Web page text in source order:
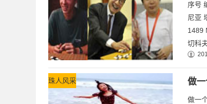
序号
尼亚
1489
切科
珠人风采 做
做一